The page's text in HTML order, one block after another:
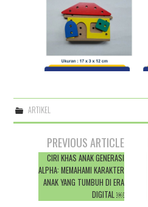
ARTIKEL
navigation
PREVIOUS ARTICLE
CIRI KHAS ANAK GENERASI
ALPHA: MEMAHAMI KARAKTER
ANAK YANG TUMBUH DI ERA
DIGITAL ￼